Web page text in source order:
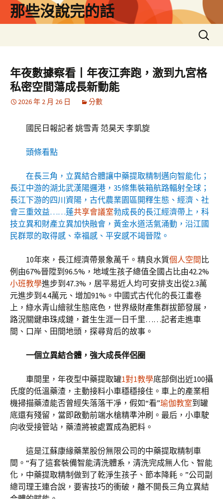
那些沒說完的話
搜
尋
鍵
字:
年夜數據察看丨年夜江奔跑，激到九宮格
私密空間蕩成長新動能
2026 年 2 月 26 日 分數
國民日報記者 姚雪青 范昊天 李凱旋
頭條看點
在長三角，立異結合體讓中藥提取精制邁向智能化；
長江中游的湖北武漢陽邏港，35條集裝箱航路輻射全球；
長江下游的四川資陽，古代農業園區開釋生態、經濟、社
會三重效益……蓬共享會議室勃成長的長江經濟帶上，科
技立異和財產立異加快融會，黃金水道活氣涌動，沿江國
民群眾的取得感、幸福感、平安感不竭晉陞。
10年來，長江經濟帶景象萬千。精良水質個人空間 比
例由67%晉陞到96.5%，地域生孩子總值全國占比由42.2%
小班教學進步到47.3%，居平易近人均可安排支出從2.3萬
元進步到4.4萬元、增加91%。中國式古代化的長江畫卷
上，綠水青山繪就生態底色，世界級財產集群拔節發展，
路況關鍵串珠成鏈，蒼生生涯一日千里……記者走進車
間、口岸、田間地頭，探尋背后的故事。
一個立異結合體，強大成長伴侶圈
車間里，年夜型中藥提取罐1對1教學底部倒出近100攝
氏度的低溫藥渣，主動接料小車穩穩接住。車上的產業相
機掃描藥渣能否曾經失落落干凈，假如“看”瑜伽教室到罐
底還有殘留，當即啟動前端水槍精準沖刷。最后，小車駛
向收受接管站，藥渣將被處置成為肥料。
這是江蘇康緣藥業股份無限公司的中藥提取精制車
間。“有了這套裝備智能清洗體系，清洗完成無人化、智能
化，中藥提取精制做到了乾淨生孩子、節本降耗。”公司副
總司理王連合說，要害技巧的衝破，離不開長三角立異結